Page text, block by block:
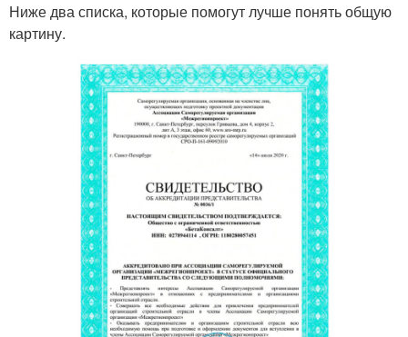
Ниже два списка, которые помогут лучше понять общую
картину.